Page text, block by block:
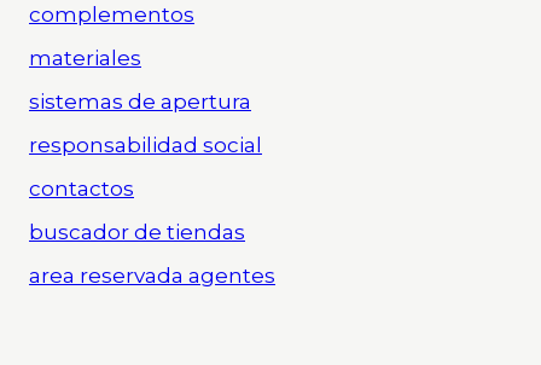
complementos
materiales
sistemas de apertura
responsabilidad social
contactos
buscador de tiendas
area reservada agentes